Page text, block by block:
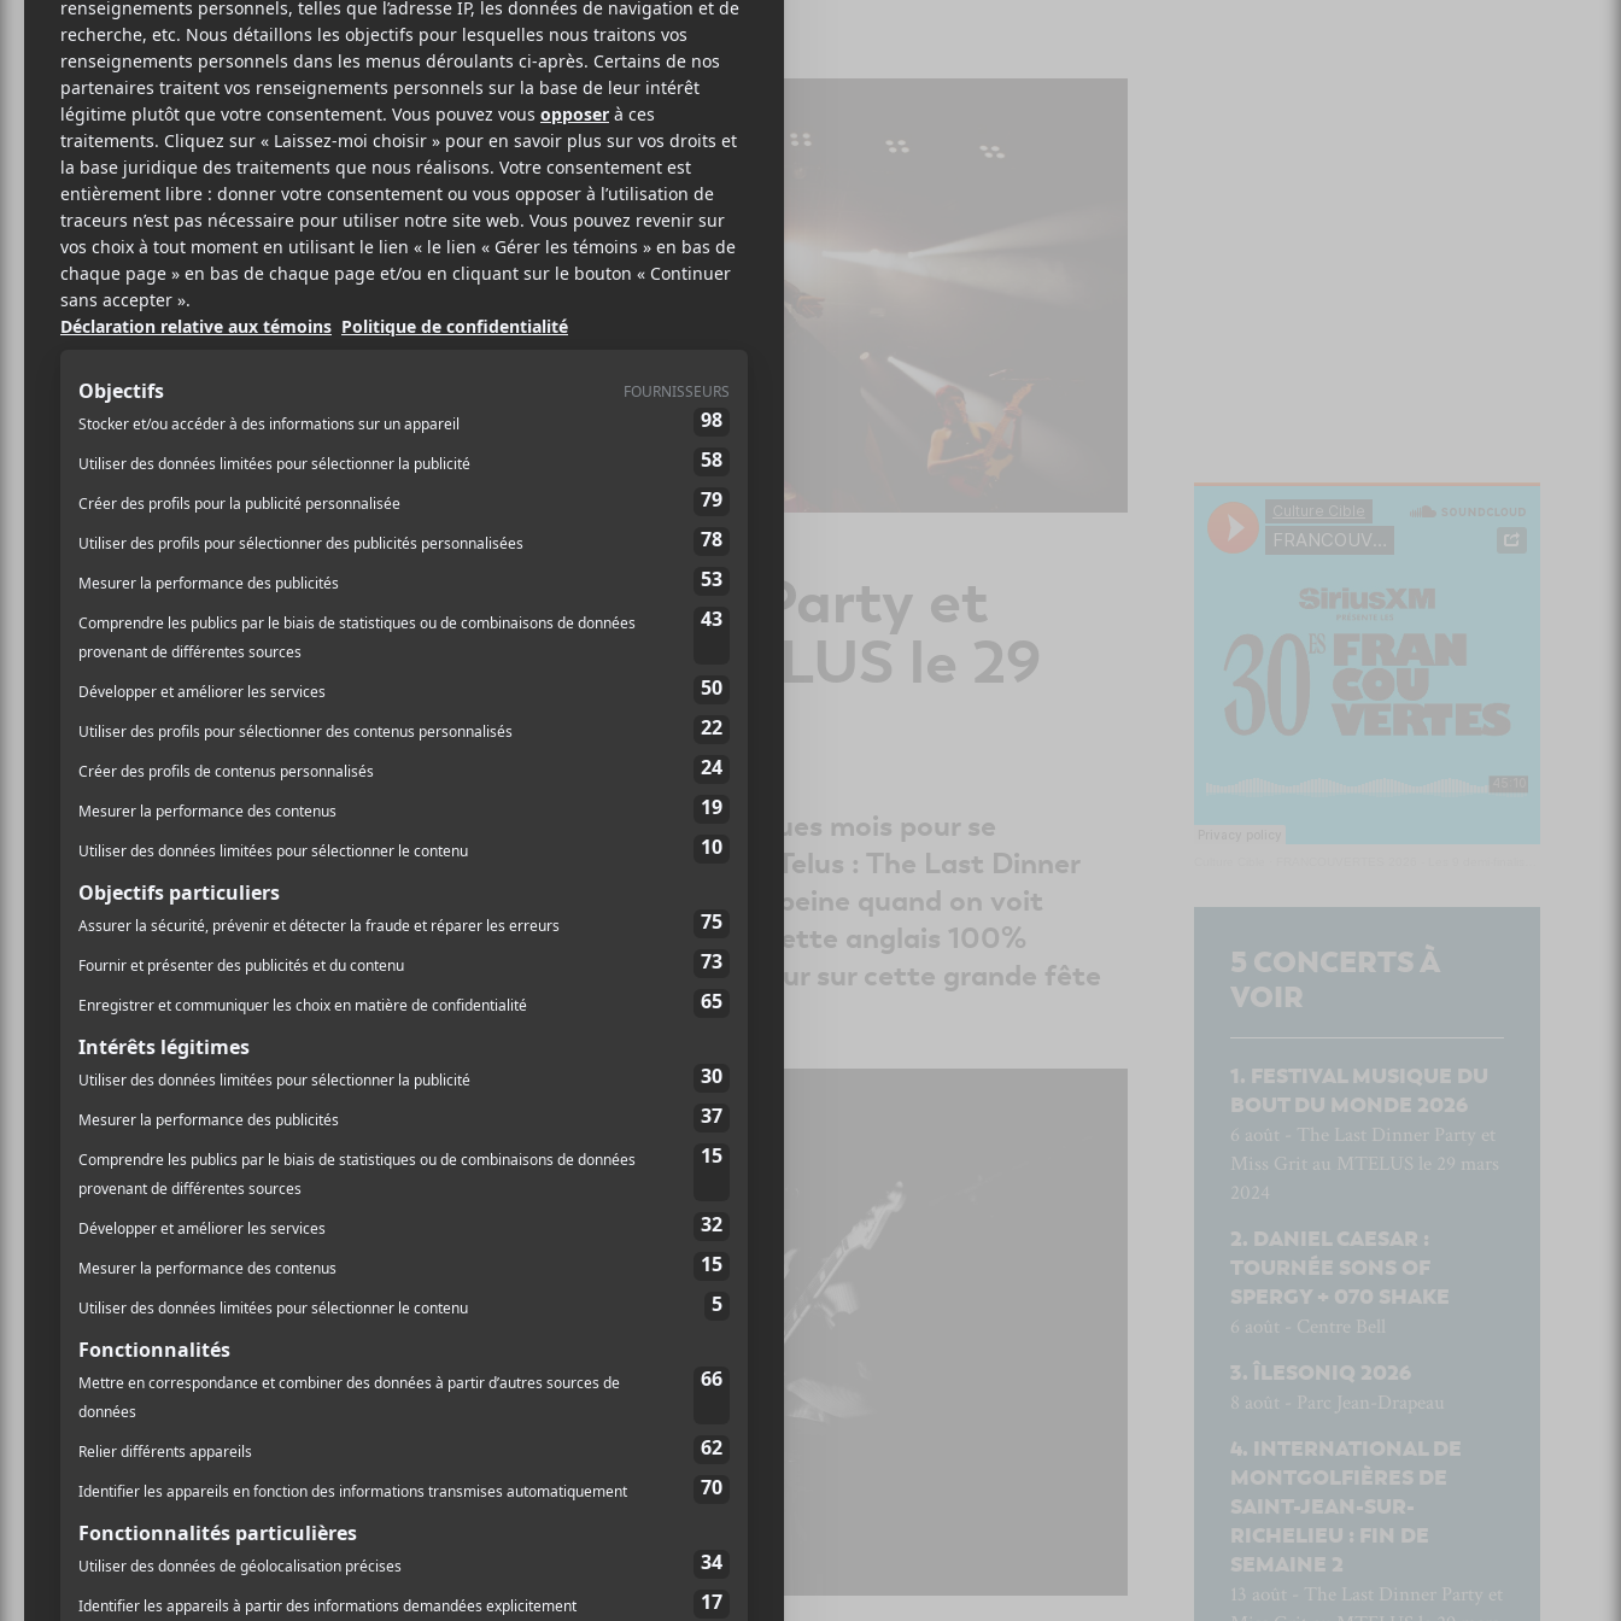
30 MARS 2024
PARCOLINE BEULIN
PARTAGER
F
A
C
E
B
O
K
T
W
I
T
T
E
P
A
R
T
A
G
The Last Dinner Party et
Miss Grit au MTELUS le 29
mars 2024
Annoncées au Studio TD il y a quelques mois pour se
retrouver finalement à remplir un MTelus : The Last Dinner
Party l’a fait, et cela nous étonne à peine quand on voit
l’ascension vertigineuse que le quintette anglais 100%
féminin est en train de réaliser. Retour sur cette grande fête
que le groupe nous a livré hier soir.
Miss Grit
5 CONCERTS À
VOIR
FESTIVAL MUSIQUE DU
BOUT DU MONDE 2026
6 août - The Last Dinner Party et
Miss Grit au MTELUS le 29 mars
2024
DANIEL CAESAR :
TOURNÉE SONS OF
SPERGY + 070 SHAKE
6 août - Centre Bell
ÎLESONIQ 2026
8 août - Parc Jean-Drapeau
INTERNATIONAL DE
MONTGOLFIÈRES DE
SAINT-JEAN-SUR-
RICHELIEU : FIN DE
SEMAINE 2
13 août - The Last Dinner Party et